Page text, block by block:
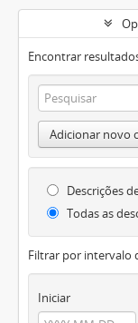
Encontrar
Adicionar novo
Descrições
Todas as
Filtrar por intervalo
Iniciar